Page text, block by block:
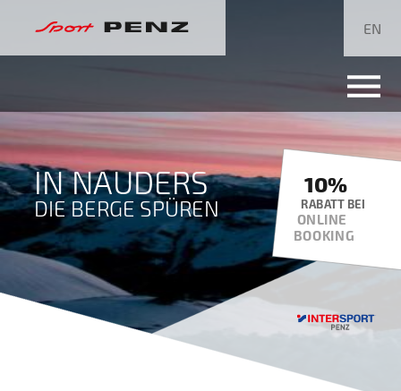
10%
RABATT BEI
ONLINE
BOOKING
überspringen
EN
IN NAUDERS
DIE BERGE SPÜREN